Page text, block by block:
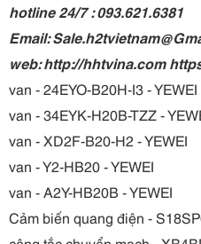
hotline 24/7 : 093.621.6381
Email:
web: http://hhtvina.com
van - 24EYO-B20H-I3 - YEWEI
van - 34EYK-H20B-TZZ -
van - XD2F-B20-H2 - YEWEI
van - Y2-HB20 - YEWEI
van - A2Y-HB20B - YEWEI
Cảm biến quang điện -